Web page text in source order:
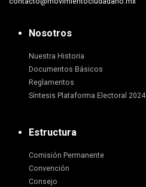
Nosotros
Nuestra Historia
Documentos Básicos
Reglamentos
Síntesis Plataforma Electoral 2024
Estructura
Comisión Permanente
Convención
Consejo